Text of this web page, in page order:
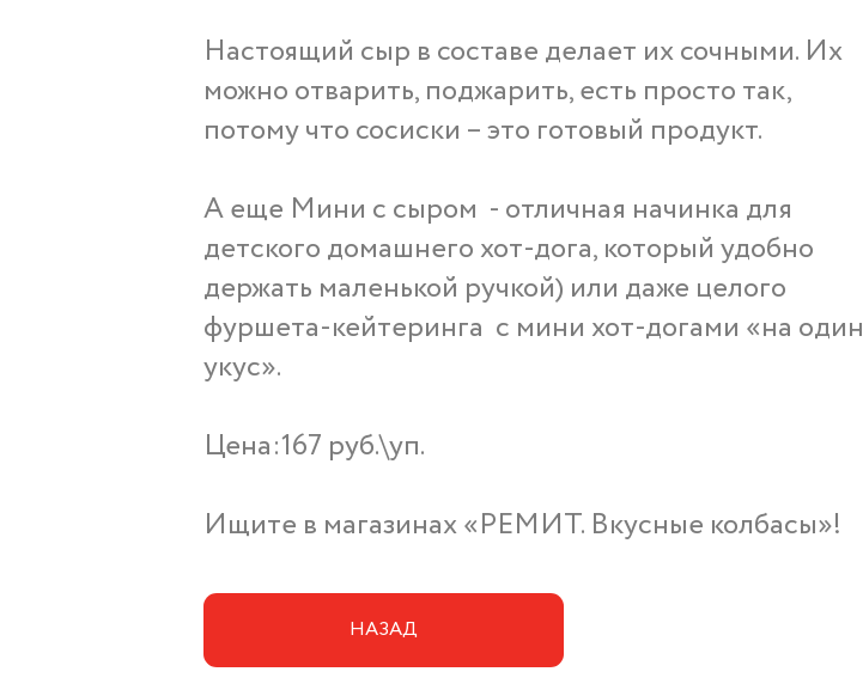
Настоящий сыр в составе делает их сочными. Их
можно отварить, поджарить, есть просто так,
потому что сосиски – это готовый продукт.
А еще Мини с сыром - отличная начинка для
детского домашнего хот-дога, который удобно
держать маленькой ручкой) или даже целого
фуршета-кейтеринга с мини хот-догами «на один
укус».
Цена:167 руб.\уп.
Ищите в магазинах «РЕМИТ. Вкусные колбасы»!
НАЗАД